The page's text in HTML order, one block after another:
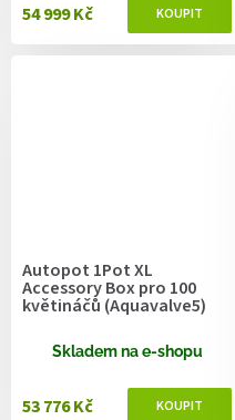
54 999 Kč
Autopot 1Pot XL
Accessory Box pro 100
květináčů (Aquavalve5)
Skladem na e-shopu
53 776 Kč